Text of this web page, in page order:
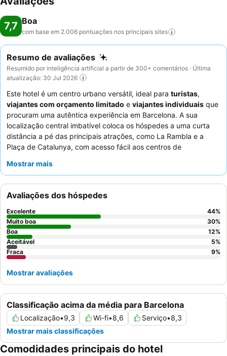
7,7 Boa
com base em 2.006 pontuações nos principais sites
Resumo de avaliações
Resumido por inteligência artificial a partir de 300+ comentários · Última
atualização: 30 Jul 2026
Este hotel é um centro urbano versátil, ideal para turistas,
viajantes com orçamento limitado e viajantes individuais que
procuram uma autêntica experiência em Barcelona. A sua
localização central imbatível coloca os hóspedes a uma curta
distância a pé das principais atrações, como La Rambla e a
Plaça de Catalunya, com acesso fácil aos centros de
cozinha partilhada
horas para maior conveniência. Os hóspedes elogiam
consistentemente os funcionários pela sua simpatia e
prestabilidade excecionais, destacando frequentemente a sua
atenção às necessidades do cliente. Para uma estadia mais
tranquila, considere pedir um quarto que não dê para a rua, pois
alguns quartos podem ser afetados pelo ruído da cidade.
Mostrar mais
Classificação acima da média para Barcelona
Localização•9,3 Wi-fi•8,6 Serviço•8,3
Mostrar mais classificações
Avaliações dos hóspedes
Excelente 44%
Muito boa
30%
Boa
12%
Aceitável
5%
Fraca
9%
Mostrar avaliações
Comodidades principais do hotel